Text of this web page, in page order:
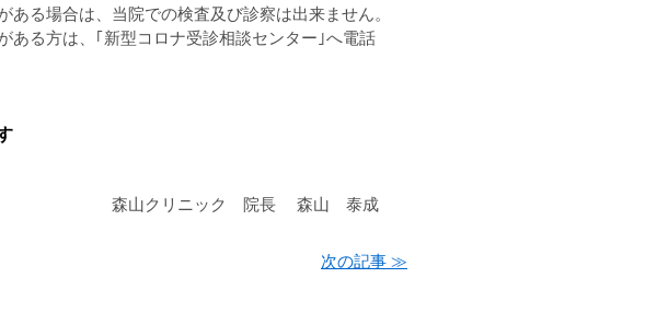
ある場合は、当院での検査及び診察は出来ません。
ある方は、｢新型コロナ受診相談センター｣へ電話
ク 院長 森山 泰成
次の記事 ≫